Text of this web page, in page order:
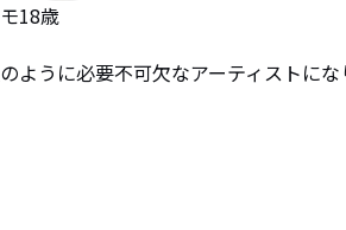
18歳
ように必要不可欠なアーティストに